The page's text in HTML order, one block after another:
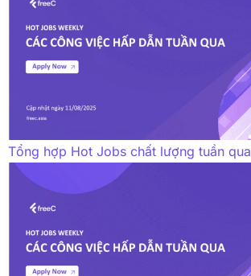
Tổng hợp Hot Jobs chất lượng tuần qua